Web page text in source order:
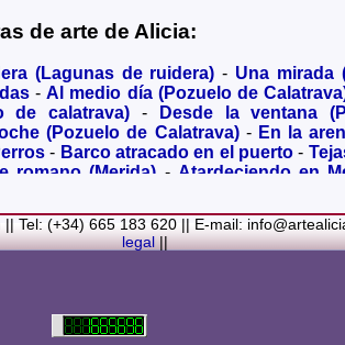
de arte de Alicia:
(Lagunas de ruidera) - Una mirada
-Al medio día (Pozuelo de
de calatrava) -
Desde la ventana
(Pozuelo de Calatrava)- En la
- Barco atracado en el puerto -
romano (Merida) - Atardeciendo en
-Membrillos madurando al sol-
infantil)-En flor-Ramo de
(La Alhambra de Granada)-Acuarela
Puerta de Ciruela en 1868 (Ciudad
de Juan II (Ciudad Real)
|| Tel: (+34) 665 183 620 || E-mail:
legal||